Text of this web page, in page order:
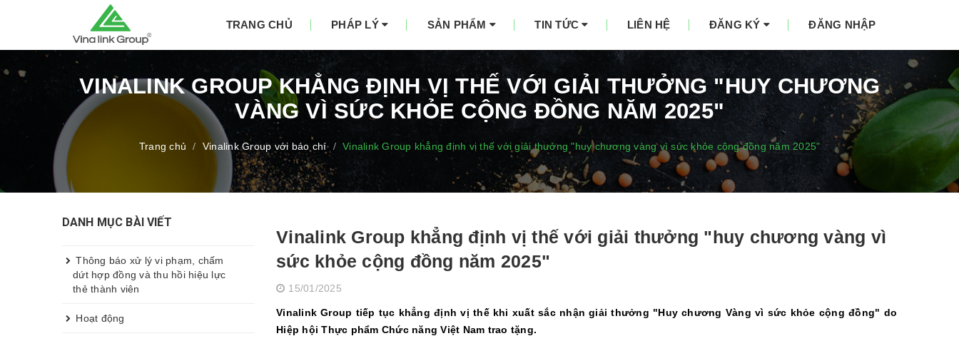
TRANG CHỦ PHÁP LÝ SẢN PHẨM TIN TỨC LIÊN HỆ ĐĂNG KÝ ĐĂNG NHẬP
VINALINK GROUP KHẲNG ĐỊNH VỊ THẾ VỚI GIẢI THƯỞNG "HUY CHƯƠNG
VÀNG VÌ SỨC KHỎE CỘNG ĐỒNG NĂM 2025"
Trang chủ / Vinalink Group với báo chí / Vinalink Group khẳng định vị thế với giải thưởng "huy chương vàng vì sức khỏe cộng đồng năm 2025"
Vinalink Group khẳng định vị thế với giải thưởng "huy chương vàng vì
sức khỏe cộng đồng năm 2025"
15/01/2025
Vinalink Group tiếp tục khẳng định vị thế khi xuất sắc nhận giải thưởng "Huy chương Vàng vì sức khỏe cộng đồng" do
Hiệp hội Thực phẩm Chức năng Việt Nam trao tặng.
DANH MỤC BÀI VIẾT
Thông báo xử lý vi phạm, chấm
dứt hợp đồng và thu hồi hiệu lực
thẻ thành viên
Hoạt động